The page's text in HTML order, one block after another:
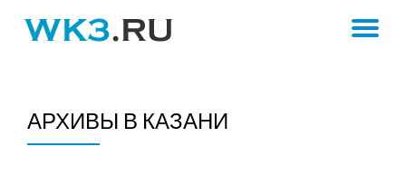
АРХИВЫ В КАЗАНИ